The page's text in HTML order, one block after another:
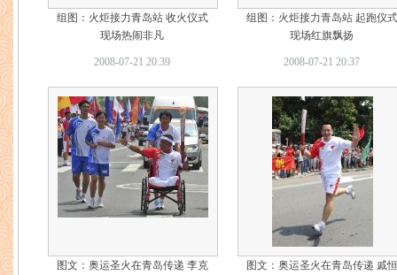
组图：火炬接力青岛站 收火仪式
现场热闹非凡
2008-07-21 20:39
组图：火炬接力青岛站 起跑仪式
现场红旗飘扬
2008-07-21 20:37
图文：奥运圣火在青岛传递 李克
图文：奥运圣火在青岛传递 戚恒